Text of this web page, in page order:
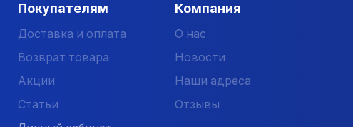
Покупателям
Доставка и оплата
Возврат товара
Акции
Статьи
Компания
О нас
Новости
Наши адреса
Отзывы